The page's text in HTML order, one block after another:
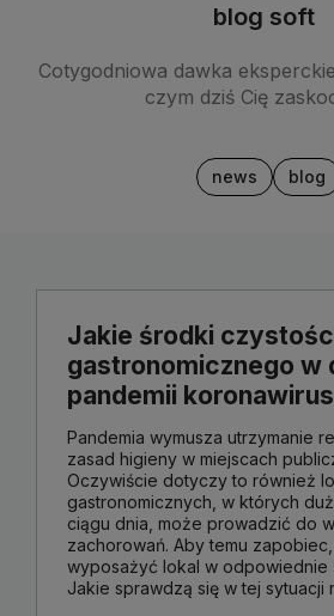
blog soft
Cotygodniowa dawka
czym dziś Cię
news blog
Jakie środki
gastronomicznego w
pandemii
Pandemia wymusza utrzymanie
zasad higieny w miejscach
Oczywiście dotyczy to również
gastronomicznych, w których
ciągu dnia, może prowadzić do
zachorowań. Aby temu
wyposażyć lokal w odpowiednie
Jakie sprawdzą się w tej sytuacji